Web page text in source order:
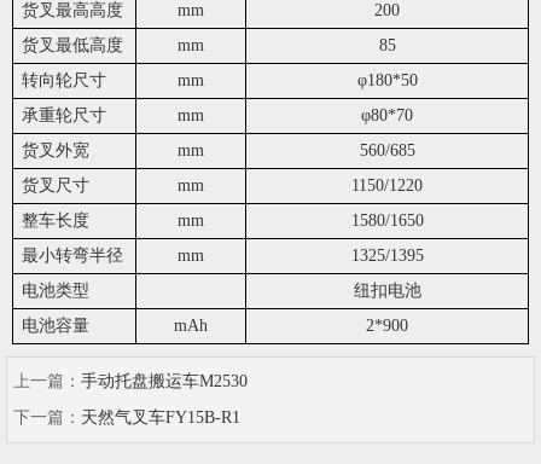
货叉最高高度
mm
200
货叉最低高度
mm
85
转向轮尺寸
mm φ180*50
承重轮尺寸
mm φ80*70
货叉外宽
mm
560/685
货叉尺寸
mm
1150/1220
整车长度
mm
1580/1650
最小转弯半径
mm
1325/1395
电池类型
纽扣电池
电池容量
mAh 2*900
上一篇： 手动托盘搬运车M2530
下一篇： 天然气叉车FY15B-R1